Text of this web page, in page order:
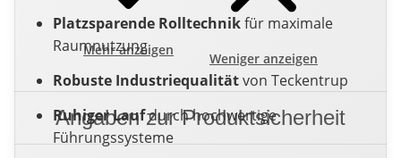
Platzsparende Rolltechnikfür maximale
Raumnutzung
Robuste Industriequalitätvon Teckentrup
Ruhiger Laufdurch hochwertige
Führungssysteme
Mehr anzeigen
Weniger anzeigen
Angaben zur Produktsicherheit